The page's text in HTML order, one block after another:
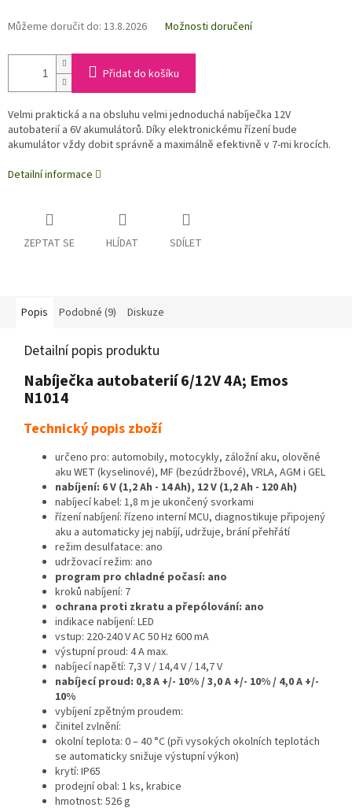
Můžeme doručit do: 13.8.2026 Možnosti doručení
Přidat do košíku
Velmi praktická a na obsluhu velmi jednoduchá nabíječka 12V
autobaterií a 6V akumulátorů. Díky elektronickému řízení bude
akumulátor vždy dobit správně a maximálně efektivně v 7-mi krocích.
Detailní informace
ZEPTAT SE HLÍDAT SDÍLET
Popis Podobné (9) Diskuze
Detailní popis produktu
Nabíječka autobaterií 6/12V 4A; Emos
N1014
Technický popis zboží
určeno pro: automobily, motocykly, záložní aku, olověné
aku WET (kyselinové), MF (bezúdržbové), VRLA, AGM i GEL
nabíjení: 6 V (1,2 Ah - 14 Ah), 12 V (1,2 Ah - 120 Ah)
nabíjecí kabel: 1,8 m je ukončený svorkami
řízení nabíjení: řízeno interní MCU, diagnostikuje připojený
aku a automaticky jej nabíjí, udržuje, brání přehřátí
režim desulfatace: ano
udržovací režim: ano
program pro chladné počasí: ano
kroků nabíjení: 7
ochrana proti zkratu a přepólování: ano
indikace nabíjení: LED
vstup: 220-240 V AC 50 Hz 600 mA
výstupní proud: 4 A max.
nabíjecí napětí: 7,3 V / 14,4 V / 14,7 V
nabíjecí proud: 0,8 A +/- 10% / 3,0 A +/- 10% / 4,0 A +/-
10%
vybíjení zpětným proudem:
činitel zvlnění:
okolní teplota: 0 – 40 °C (při vysokých okolních teplotách
se automaticky snižuje výstupní výkon)
krytí: IP65
prodejní obal: 1 ks, krabice
hmotnost: 526 g